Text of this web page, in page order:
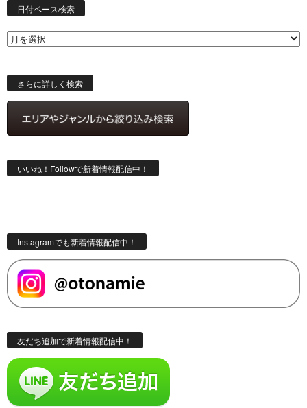
日付ベース検索
索
さらに詳しく検索
いいね！Followで新着情報配信中！
Instagramでも新着情報配信中！
友だち追加で新着情報配信中！